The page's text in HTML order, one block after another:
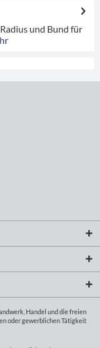
und Bund für
Handel und die freien
oder gewerblichen Tätigkeit